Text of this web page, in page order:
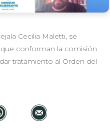
Cecilia Maletti, se
conforman la comisión
tratamiento al Orden del